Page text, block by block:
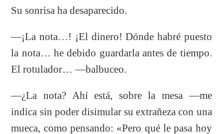
Su sonrisa ha desaparecido.
—¡La nota…! ¡El dinero! Dónde habré puesto
la nota… he debido guardarla antes de tiempo.
El rotulador… —balbuceo.
—¿La nota? Ahí está, sobre la mesa —me
indica sin poder disimular su extrañeza con una
mueca, como pensando: «Pero qué le pasa hoy